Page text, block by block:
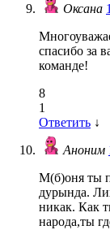
Оксана
спасибо за
команде!
8
1
Ответить ↓
Аноним
М(б)оня ты
дурында.
никак. Как
народа,ты